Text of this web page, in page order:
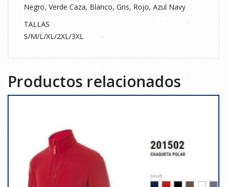
Negro, Verde Caza, Blanco, Gris, Rojo, Azul Navy
TALLAS
S/M/L/XL/2XL/3XL
Productos relacionados